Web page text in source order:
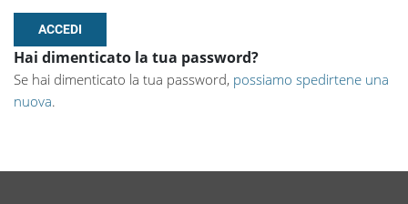
Hai dimenticato la tua password?
Se hai dimenticato la tua password, possiamo spedirtene una
nuova.